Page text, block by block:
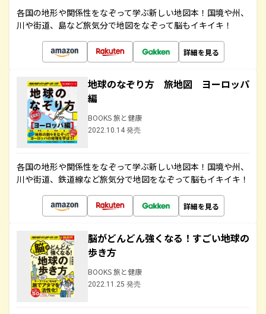
各国の地形や関係性をなぞって学ぶ新しい地図本！国境や州、
川や街道、島など旅気分で地図をなぞって脳もイキイキ！
詳細を見る
地球のなぞり方 旅地図 ヨーロッパ
編
BOOKS 旅と健康
2022.10.14 発売
各国の地形や関係性をなぞって学ぶ新しい地図本！国境や州、
川や街道、鉄道線など旅気分で地図をなぞって脳もイキイキ！
詳細を見る
脳がどんどん強くなる！すごい地球の
歩き方
BOOKS 旅と健康
2022.11.25 発売